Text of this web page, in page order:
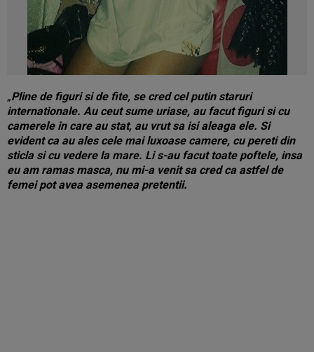
„Pline de figuri si de fite, se cred cel putin staruri
internationale. Au ceut sume uriase, au facut figuri si cu
camerele in care au stat, au vrut sa isi aleaga ele. Si
evident ca au ales cele mai luxoase camere, cu pereti din
sticla si cu vedere la mare. Li s-au facut toate poftele, insa
eu am ramas masca, nu mi-a venit sa cred ca astfel de
femei pot avea asemenea pretentii.